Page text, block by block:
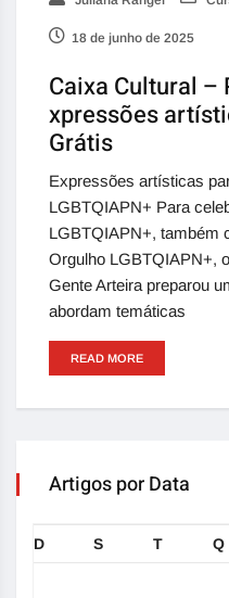
18 de junho de 2025
Caixa Cultural –
xpressões
Grátis
Expressões artísticas
LGBTQIAPN+ Para
LGBTQIAPN+, também
Orgulho LGBTQIAPN+,
Gente Arteira preparou
abordam temáticas
READ MORE
Artigos por Data
D S T Q